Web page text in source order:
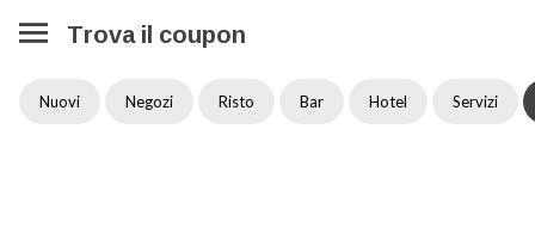
Trova il coupon
Nuovi Negozi Risto Bar Hotel Servizi